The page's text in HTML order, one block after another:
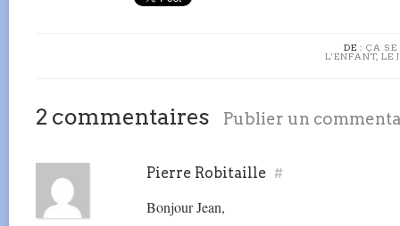
DE : ÇA
L'ENFANT, LE
2 commentaires Publier un
Pierre Robitaille #
Bonjour Jean,